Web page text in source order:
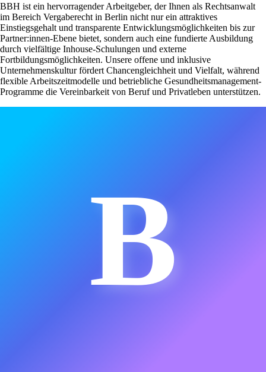
BBH ist ein hervorragender Arbeitgeber, der Ihnen als Rechtsanwalt
im Bereich Vergaberecht in Berlin nicht nur ein attraktives
Einstiegsgehalt und transparente Entwicklungsmöglichkeiten bis zur
Partner:innen-Ebene bietet, sondern auch eine fundierte Ausbildung
durch vielfältige Inhouse-Schulungen und externe
Fortbildungsmöglichkeiten. Unsere offene und inklusive
Unternehmenskultur fördert Chancengleichheit und Vielfalt, während
flexible Arbeitszeitmodelle und betriebliche Gesundheitsmanagement-
Programme die Vereinbarkeit von Beruf und Privatleben unterstützen.
B